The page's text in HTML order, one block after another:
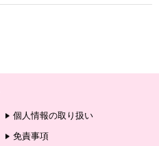
個人情報の取り扱い
免責事項